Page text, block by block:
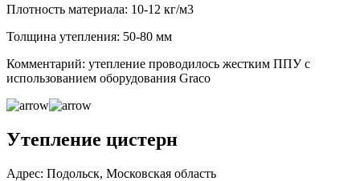
Плотность материала: 10-12 кг/м3
Толщина утепления: 50-80 мм
Комментарий: утепление проводилось жестким ППУ с
использованием оборудования Graco
Утепление цистерн
Адрес: Подольск, Московская область